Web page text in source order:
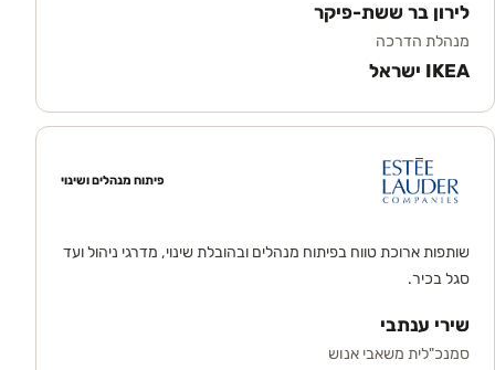
לירון בר ששת-פיקר
מנהלת הדרכה
IKEA ישראל
פיתוח מנהלים ושינוי
שותפות ארוכת טווח בפיתוח מנהלים ובהובלת שינוי, מדרגי ניהול ועד
סגל בכיר.
שירי ענתבי
סמנכ"לית משאבי אנוש